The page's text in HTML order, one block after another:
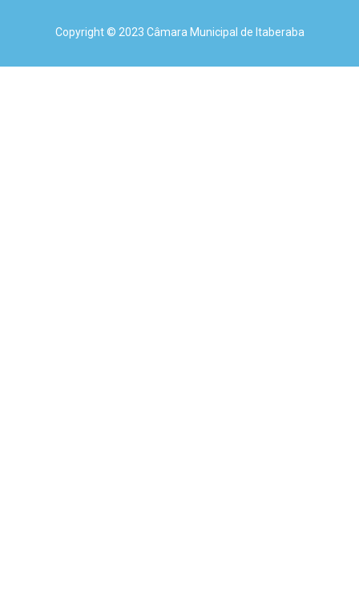
Copyright © 2023 Câmara Municipal de Itaberaba